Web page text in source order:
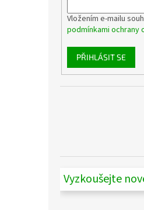
Vložením e-mailu
podmínkami ochrany
PŘIHLÁSIT SE
Vyzkoušejte